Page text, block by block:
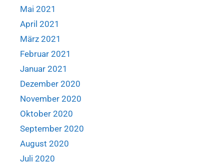
Mai 2021
April 2021
März 2021
Februar 2021
Januar 2021
Dezember 2020
November 2020
Oktober 2020
September 2020
August 2020
Juli 2020